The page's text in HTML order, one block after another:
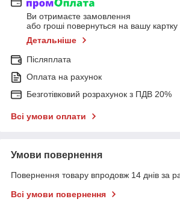
Ви отримаєте замовлення
або гроші повернуться на вашу картку
Детальніше
Післяплата
Оплата на рахунок
Безготівковий розрахунок з ПДВ 20%
Всі умови оплати
Умови повернення
Повернення товару впродовж 14 днів за
Всі умови повернення